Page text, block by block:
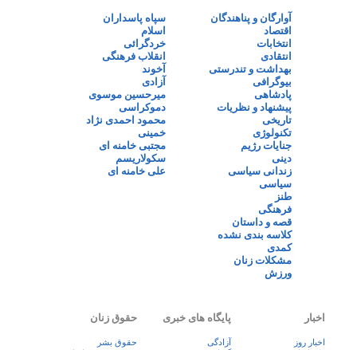
آوارگان و پناهندگان
اقتصاد
انتخابات
انتقادی
بهداشت و تندرستی
بیوگرافی
پادشاهی
پیشنهاد و نظریات
تاریخی
تکنولوژی
جنایات رژیم
دینی
زندانی سیاسی
سیاسی
طنز
فرهنگی
قصه و داستان
کلاسه بندی نشده
کمدی
مشکلات زنان
ورزش
سپاه پاسداران
اسلام
خردگرائی
انقلاب فرهنگی
آخوند
آزادی
میرحسین موسوی
دموکراسی
محمود احمدی نژاد
خمینی
مجتبی خامنه ای
سکولاریسم
علی خامنه ای
اخبار
اخبار روز
پایگاه های خبری
آزادگی
حقوق زنان
حقوق بشر